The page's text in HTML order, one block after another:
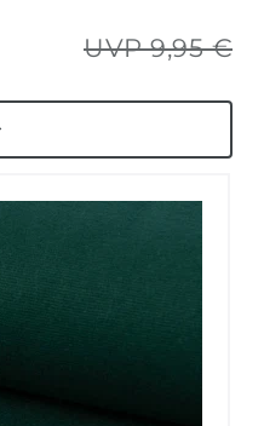
UVP 9,95 €